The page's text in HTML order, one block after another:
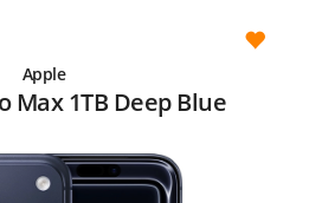
Apple
Max 1TB Deep Blue